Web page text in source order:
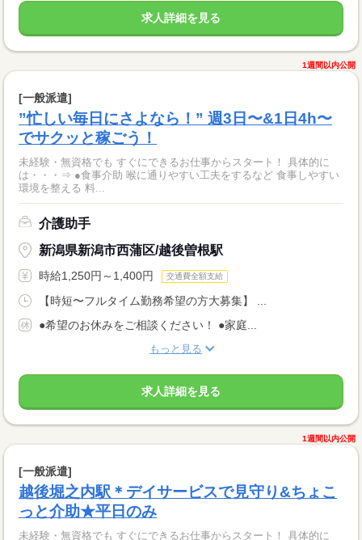
求人詳細を見る
1週間以内公開
[一般派遣]
”忙しい毎日にさよなら！” 週3日〜&1日4h〜
でサクッと稼ごう！
未経験・無資格でも すぐにできるお仕事からスタート！ 具体的に
は・・・⇒ ●食事介助 喉に通りやすい工夫をするなど 食事しやすい
環境を整える 料...
介護助手
新潟県新潟市西蒲区/越後曽根駅
時給1,250円～1,400円 交通費全額支給
【時短〜フルタイム勤務希望の方大募集】 ...
●希望のお休みをご相談ください！ ●家庭...
もっと見る
求人詳細を見る
1週間以内公開
[一般派遣]
越後堀之内駅＊デイサービスで見守り&ちょこ
っと介助★平日のみ
未経験・無資格でも すぐにできるお仕事からスタート！ 具体的に